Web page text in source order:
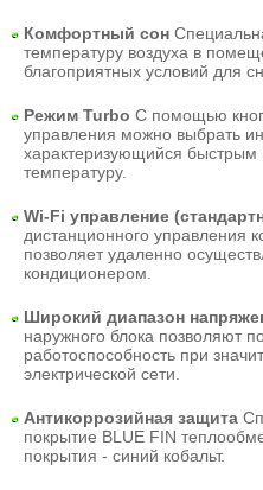
Комфортный сон
температуру воздуха в
благоприятных условий для
Режим Turbo С помощью
управления можно выбрать
характеризующийся
температуру.
Wi-Fi управление
дистанционного управления
позволяет удаленно
кондиционером.
Широкий диапазон
наружного блока позволяют
работоспособность при
электрической сети.
Антикоррозийная защита
покрытие BLUE FIN
покрытия - синий кобальт.